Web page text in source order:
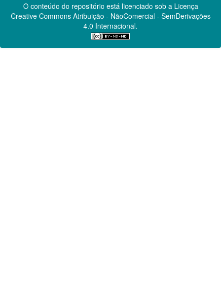
O conteúdo do repositório está licenciado sob a Licença
Creative CommonsAtribuição - NãoComercial - SemDerivações
4.0 Internacional.